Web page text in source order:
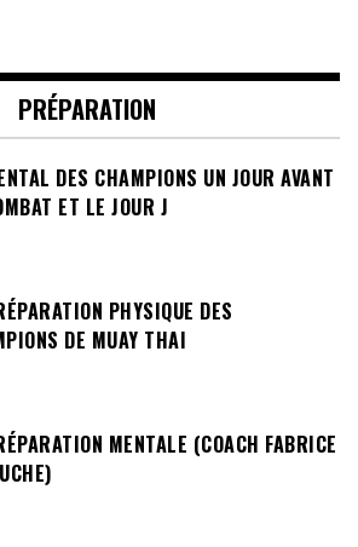
PRÉPARATION
DES CHAMPIONS UN JOUR AVANT
ET LE JOUR J
PHYSIQUE DES
DE MUAY THAI
MENTALE (COACH FABRICE